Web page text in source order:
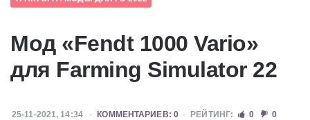
Мод «Fendt 1000 Vario»
для Farming Simulator 22
25-11-2021, 14:34 КОММЕНТАРИЕВ: 0 РЕЙТИНГ: 0 0